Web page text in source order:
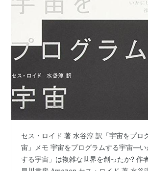
セス・ロイド 著 水谷淳 訳「宇宙をプロ
宙」メモ 宇宙をプログラムする宇宙―
する宇宙」は複雑な世界を創ったか? 作